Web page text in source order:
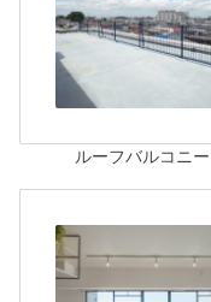
ルーフバルコニー